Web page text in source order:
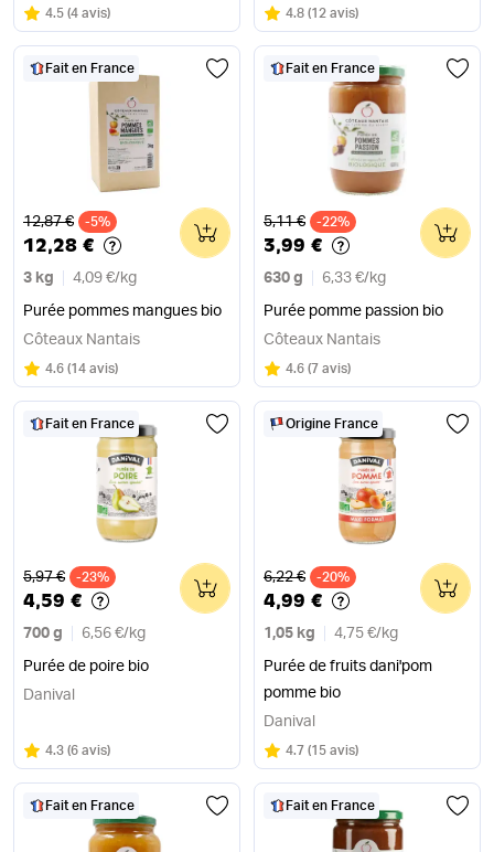
Note
4.5 sur 5
(4 avis) Note
4.8 sur 5
(12 avis)
Fait en France
Ancien prix
12,87 € -5%
12,28 €
3 kg 4,09 €/ kg
Purée pommes mangues bio
0
Côteaux Nantais
Note
4.6 sur 5
(14 avis)
Fait en France
Ancien prix
5,11 € -22%
3,99 €
630 g 6,33 €/ kg
Purée pomme passion bio
0
Côteaux Nantais
Note
4.6 sur 5
(7 avis)
Fait en France
Ancien prix
5,97 € -23%
4,59 €
700 g 6,56 €/ kg
Purée de poire bio
0
Danival
Note
4.3 sur 5
(6 avis)
Origine France
Ancien prix
6,22 € -20%
4,99 €
1,05 kg 4,75 €/ kg
Purée de fruits dani'pom
pomme bio
0
Danival
Note
4.7 sur 5
(15 avis)
Fait en France Fait en France